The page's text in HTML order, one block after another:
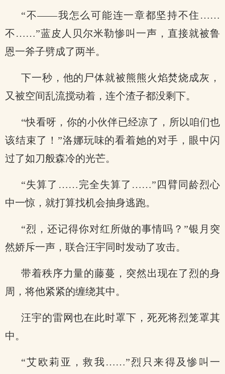
“不——我怎么可能连一章都坚持不住……
不……”蓝皮人贝尔米勒惨叫一声，直接就被鲁
恩一斧子劈成了两半。
下一秒，他的尸体就被熊熊火焰焚烧成灰，
又被空间乱流搅动着，连个渣子都没剩下。
“快看呀，你的小伙伴已经凉了，所以咱们也
该结束了！”洛娜玩味的看着她的对手，眼中闪
过了如刀般森冷的光芒。
“失算了……完全失算了……”四臂同龄烈心
中一惊，就打算找机会抽身逃跑。
“烈，还记得你对红所做的事情吗？”银月突
然娇斥一声，联合汪宇同时发动了攻击。
带着秩序力量的藤蔓，突然出现在了烈的身
周，将他紧紧的缠绕其中。
汪宇的雷网也在此时罩下，死死将烈笼罩其
中。
“艾欧莉亚，救我……”烈只来得及惨叫一